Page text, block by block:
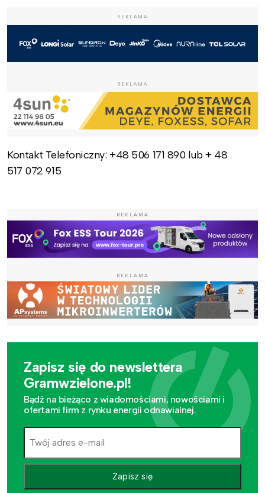
REKLAMA
REKLAMA
Kontakt Telefoniczny: +48 506 171 890 lub + 48
517 072 915
REKLAMA
REKLAMA
Zapisz się do newslettera
Gramwzielone.pl!
Bądź na bieżąco z wiadomościami, nowościami i
ofertami firm z rynku energii odnawialnej.
Zapisz się